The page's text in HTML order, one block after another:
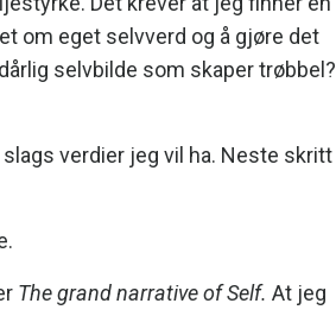
om eget selvverd og å gjøre det
selvbilde som skaper trøbbel?
slags verdier jeg vil ha. Neste skritt
The grand narrative of Self. At jeg